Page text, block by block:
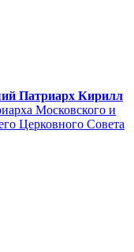
Патриарх Кирилл
Московского и
Церковного Совета